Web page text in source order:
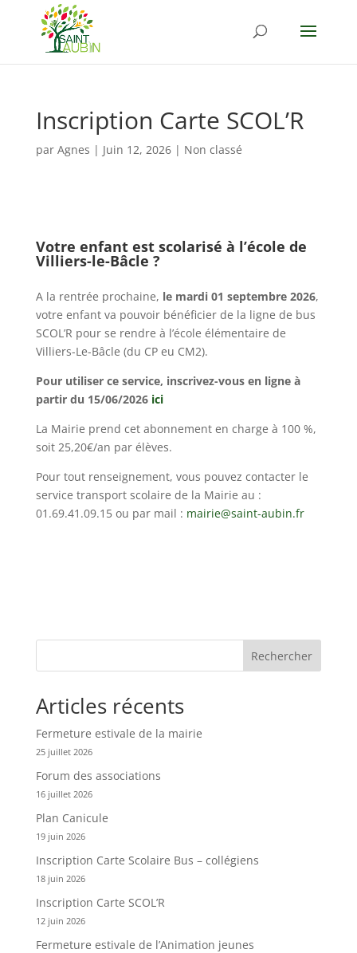
Inscription Carte SCOL’R
par Agnes | Juin 12, 2026| Non classé
Votre enfant est scolarisé à l’école de
Villiers-le-Bâcle ?
A la rentrée prochaine, le mardi 01 septembre 2026,
votre enfant va pouvoir bénéficier de la ligne de bus
SCOL’R pour se rendre à l’école élémentaire de
Villiers-Le-Bâcle (du CP eu CM2).
Pour utiliser ce service, inscrivez-vous en ligne à
partir du 15/06/2026 ici
La Mairie prend cet abonnement en charge à 100 %,
soit 25,20€/an par élèves.
Pour tout renseignement, vous pouvez contacter le
service transport scolaire de la Mairie au :
01.69.41.09.15 ou par mail : mairie@saint-aubin.fr
Rechercher
Articles récents
Fermeture estivale de la mairie
25 juillet 2026
Forum des associations
16 juillet 2026
Plan Canicule
19 juin 2026
Inscription Carte Scolaire Bus – collégiens
18 juin 2026
Inscription Carte SCOL’R
12 juin 2026
Fermeture estivale de l’Animation jeunes